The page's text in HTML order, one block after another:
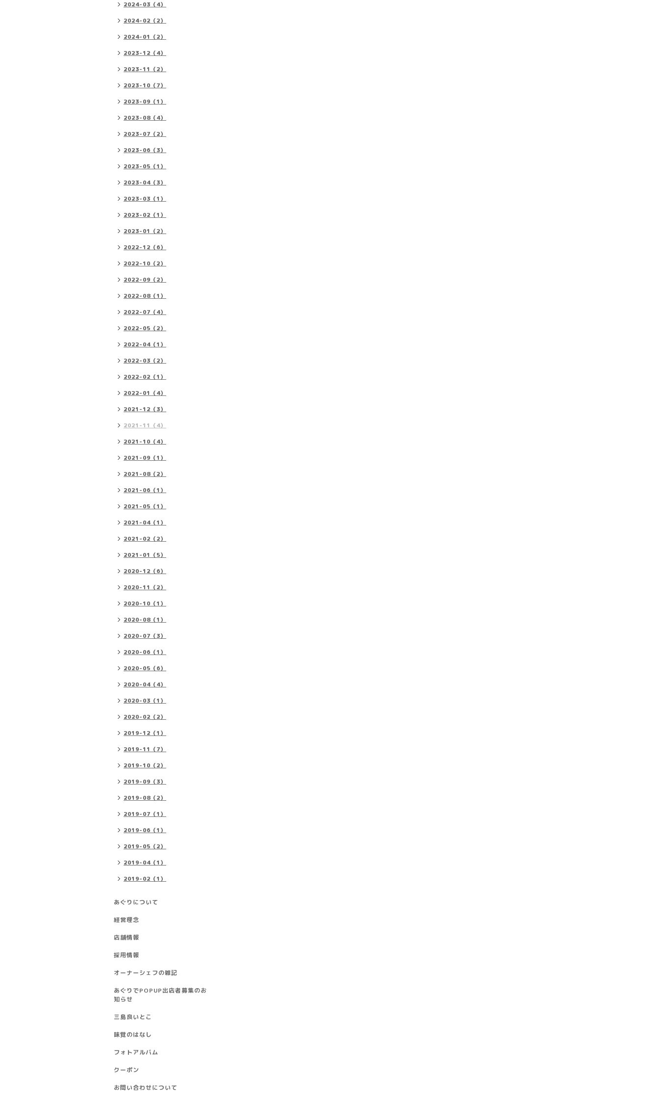
2024-03（4）
2024-02（2）
2024-01（2）
2023-12（4）
2023-11（2）
2023-10（7）
2023-09（1）
2023-08（4）
2023-07（2）
2023-06（3）
2023-05（1）
2023-04（3）
2023-03（1）
2023-02（1）
2023-01（2）
2022-12（6）
2022-10（2）
2022-09（2）
2022-08（1）
2022-07（4）
2022-05（2）
2022-04（1）
2022-03（2）
2022-02（1）
2022-01（4）
2021-12（3）
2021-11（4）
2021-10（4）
2021-09（1）
2021-08（2）
2021-06（1）
2021-05（1）
2021-04（1）
2021-02（2）
2021-01（5）
2020-12（6）
2020-11（2）
2020-10（1）
2020-08（1）
2020-07（3）
2020-06（1）
2020-05（6）
2020-04（4）
2020-03（1）
2020-02（2）
2019-12（1）
2019-11（7）
2019-10（2）
2019-09（3）
2019-08（2）
2019-07（1）
2019-06（1）
2019-05（2）
2019-04（1）
2019-02（1）
あぐりについて
経営理念
店舗情報
採用情報
オーナーシェフの雑記
あぐりでPOPUP出店者募集のお
知らせ
三島良いとこ
味覚のはなし
フォトアルバム
クーポン
お問い合わせについて